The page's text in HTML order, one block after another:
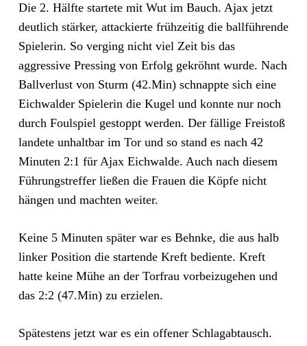
Die 2. Hälfte startete mit Wut im Bauch. Ajax jetzt
deutlich stärker, attackierte frühzeitig die ballführende
Spielerin. So verging nicht viel Zeit bis das
aggressive Pressing von Erfolg gekröhnt wurde. Nach
Ballverlust von Sturm (42.Min) schnappte sich eine
Eichwalder Spielerin die Kugel und konnte nur noch
durch Foulspiel gestoppt werden. Der fällige Freistoß
landete unhaltbar im Tor und so stand es nach 42
Minuten 2:1 für Ajax Eichwalde. Auch nach diesem
Führungstreffer ließen die Frauen die Köpfe nicht
hängen und machten weiter.
Keine 5 Minuten später war es Behnke, die aus halb
linker Position die startende Kreft bediente. Kreft
hatte keine Mühe an der Torfrau vorbeizugehen und
das 2:2 (47.Min) zu erzielen.
Spätestens jetzt war es ein offener Schlagabtausch.